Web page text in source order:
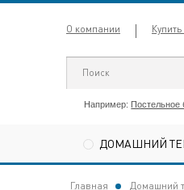
О компании
Например: Постельное
ДОМАШНИЙ
Главная Домашний